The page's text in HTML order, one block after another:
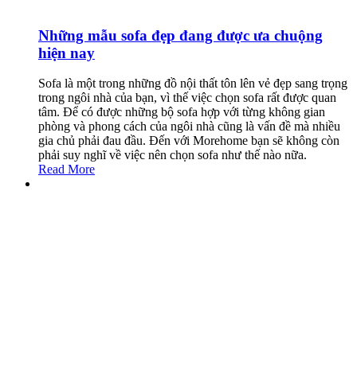
Những mẫu sofa đẹp đang được ưa chuộng
hiện nay
Sofa là một trong những đồ nội thất tôn lên vẻ đẹp sang trọng
trong ngôi nhà của bạn, vì thế việc chọn sofa rất được quan
tâm. Để có được những bộ sofa hợp với từng không gian
phòng và phong cách của ngôi nhà cũng là vấn đề mà nhiều
gia chủ phải đau đầu. Đến với Morehome bạn sẽ không còn
phải suy nghĩ về việc nên chọn sofa như thế nào nữa.
Read More